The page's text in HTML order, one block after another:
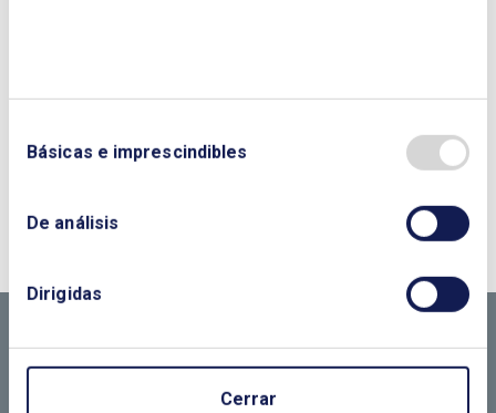
Básicas e imprescindibles
De análisis
Dirigidas
Cerrar
INFORMACIÓN